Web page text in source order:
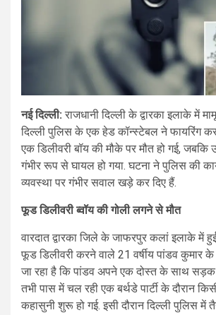
नई दिल्ली: राजधानी दिल्ली के द्वारका इलाके में
दिल्ली पुलिस के एक हेड कॉन्स्टेबल ने फायरिंग
एक डिलीवरी बॉय की मौके पर मौत हो गई,
गंभीर रूप से घायल हो गया. घटना ने पुलिस की
व्यवस्था पर गंभीर सवाल खड़े कर दिए हैं.
फूड डिलीवरी ब्वॉय की गोली लगने से मौत
वारदात द्वारका जिले के जाफरपुर कलां इलाके में
फूड डिलीवरी करने वाले 21 वर्षीय पांडव कुमार
जा रहा है कि पांडव अपने एक दोस्त के साथ सड़क
तभी पास में चल रही एक बर्थडे पार्टी के दौरान
कहासुनी शुरू हो गई. इसी दौरान दिल्ली पुलिस में